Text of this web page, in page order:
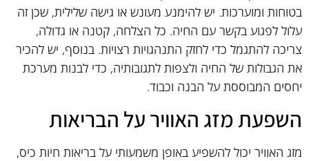
בטוחות ומוערכות. יש להימנע מעונש או גישה שלילית, שכן זה
עלול לפגוע בקשר עם החיה. כל הצלחה, קטנה או גדולה,
צריכה להתגמל כדי לחזק התנהגויות רצויות. בנוסף, יש להכיר
את הגבולות של החיה ולצפות לתגובותיה, כדי לבנות מערכת
יחסים המבוססת על הבנה וכבוד.
השפעת מזג האוויר על הבריאות
מזג האוויר יכול להשפיע באופן משמעותי על בריאות חיות כיס,